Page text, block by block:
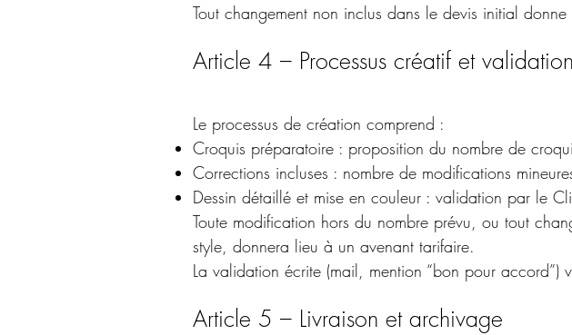
Tout changement non inclus dans le devis initial
Article 4 – Processus créatif et
Le processus de création comprend :
Croquis préparatoire : proposition du nombre de
Corrections incluses : nombre de modifications
Dessin détaillé et mise en couleur : validation par le
Toute modification hors du nombre prévu, ou tout
style, donnera lieu à un avenant tarifaire.
La validation écrite (mail, mention “bon pour accord”)
Article 5 – Livraison et archivage